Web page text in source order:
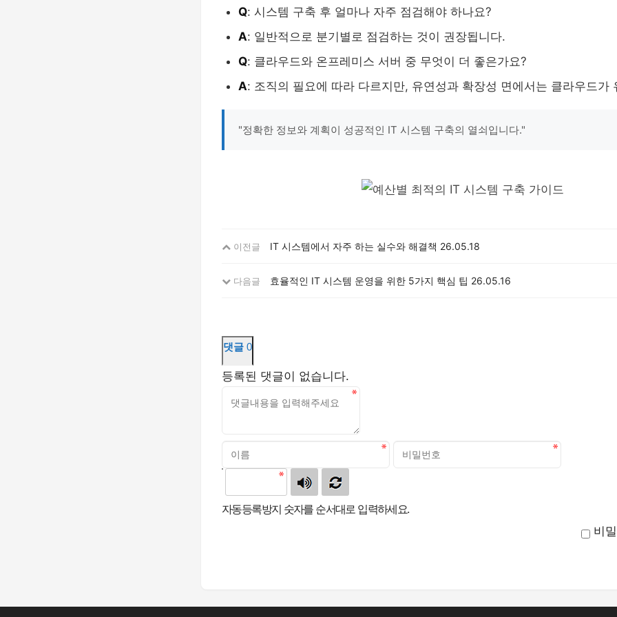
Q: 시스템 구축 후 얼마나 자주 점검해야 하나요?
A: 일반적으로 분기별로 점검하는 것이 권장됩니다.
Q: 클라우드와 온프레미스 서버 중 무엇이 더 좋은가요?
A: 조직의 필요에 따라 다르지만, 유연성과 확장성 면에서는 클라우드가
"정확한 정보와 계획이 성공적인 IT 시스템 구축의 열쇠입니다."
이전글 IT 시스템에서 자주 하는 실수와 해결책 26.05.18
다음글 효율적인 IT 시스템 운영을 위한 5가지 핵심 팁 26.05.16
댓글 0
등록된 댓글이 없습니다.
자동등록방지 숫자를 순서대로 입력하세요.
비